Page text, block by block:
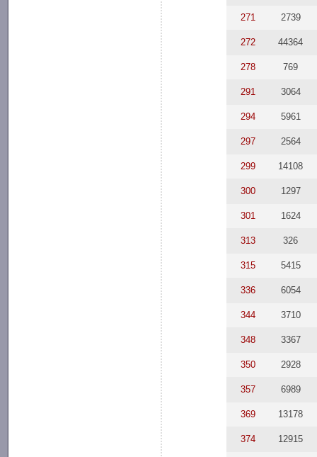
271 2739
272 44364
278 769
291 3064
294 5961
297 2564
299 14108
300 1297
301 1624
313 326
315 5415
336 6054
344 3710
348 3367
350 2928
357 6989
369 13178
374 12915